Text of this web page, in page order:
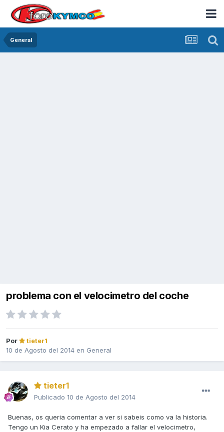
General
problema con el velocimetro del coche
Por
tieter1
10 de Agosto del 2014 en General
tieter1
Publicado 10 de Agosto del 2014
Buenas, os queria comentar a ver si sabeis como va la historia.
Tengo un Kia Cerato y ha empezado a fallar el velocimetro,